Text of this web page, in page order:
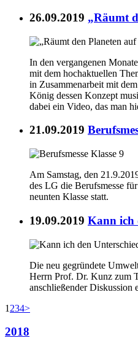
26.09.2019 „Räumt
In den vergangenen
mit dem hochaktuellen
in Zusammenarbeit mit
König dessen Konzept
dabei ein Video, das man
21.09.2019
Am Samstag, den
des LG die Berufsmesse
neunten Klasse statt.
19.09.2019 Kann ich
Die neu gegründete
Herrn Prof. Dr. Kunz zum
anschließender Diskussion
1 234>
2018